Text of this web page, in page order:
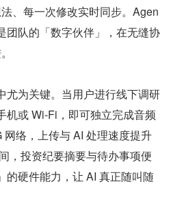
、每一次修改实时同步。Agen
团队的「数字伙伴」，在无缝协
尤为关键。当用户进行线下调研
机或 Wi-Fi，即可独立完成音频
络，上传与 AI 处理速度提升
，投资纪要摘要与待办事项便
的硬件能力，让 AI 真正随叫随